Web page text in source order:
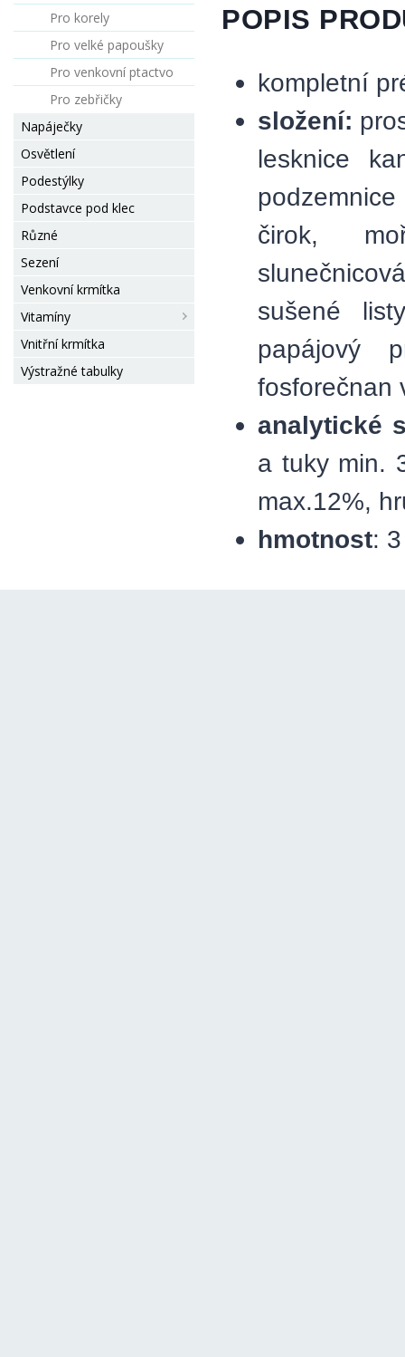
Pro korely
Pro velké papoušky
Pro venkovní ptactvo
Pro zebřičky
Napáječky
Osvětlení
Podestýlky
Podstavce pod klec
Různé
Sezení
Venkovní krmítka
Vitamíny
Vnitřní krmítka
Výstražné tabulky
POPIS
kompletní
složení:
lesknice
čirok,
sušené
papájový
fosforečnan
analytické
a tuky min.
max.12%,
hmotnost: